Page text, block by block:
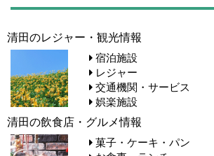
清田のレジャー・観光情報
宿泊施設
レジャー
交通機関・サービス
娯楽施設
清田の飲食店・グルメ情報
菓子・ケーキ・パン